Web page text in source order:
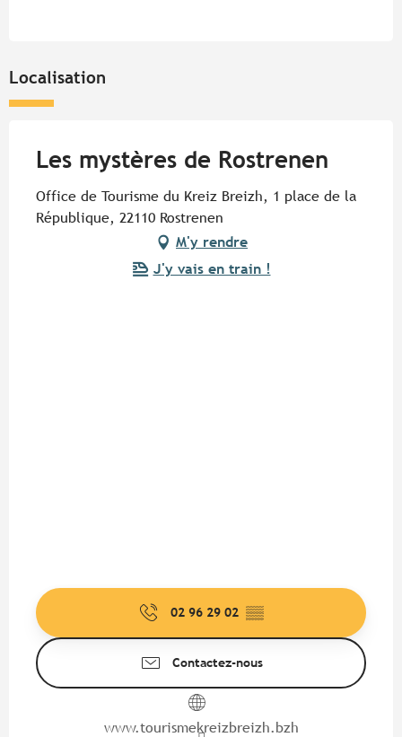
Localisation
Les mystères de Rostrenen
Office de Tourisme du Kreiz Breizh, 1 place de la
République, 22110 Rostrenen
M'y rendre
J'y vais en train !
02 96 29 02 ▒▒
Contactez-nous
www.tourismekreizbreizh.bzh